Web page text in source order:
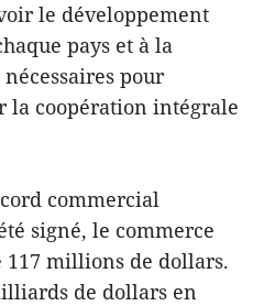
le développement
pays et à la
pour
la coopération intégrale
commercial
signé, le commerce
millions de dollars.
de dollars en